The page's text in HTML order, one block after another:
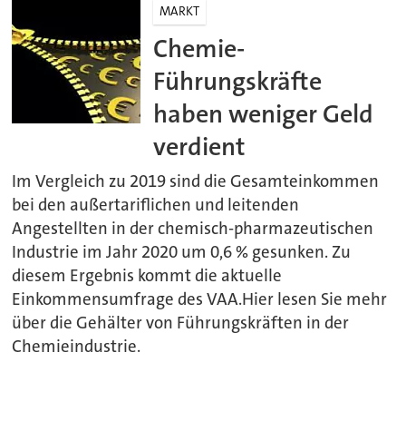
MARKT
Chemie-
Führungskräfte
haben weniger Geld
verdient
Im Vergleich zu 2019 sind die Gesamteinkommen
bei den außertariflichen und leitenden
Angestellten in der chemisch-pharmazeutischen
Industrie im Jahr 2020 um 0,6 % gesunken. Zu
diesem Ergebnis kommt die aktuelle
Einkommensumfrage des VAA.Hier lesen Sie mehr
über die Gehälter von Führungskräften in der
Chemieindustrie.